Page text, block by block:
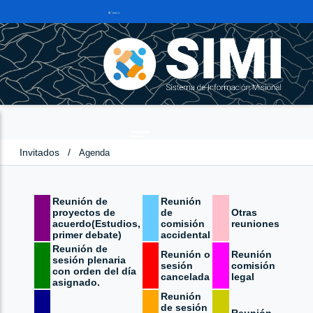
Invitados / Agenda
Reunión de
proyectos de
acuerdo(Estudios,
primer debate)
Reunión
de
comisión
accidental
Otras
reuniones
Reunión de
sesión plenaria
con orden del día
asignado.
Reunión o
sesión
cancelada
Reunión
comisión
legal
Reunión
de sesión